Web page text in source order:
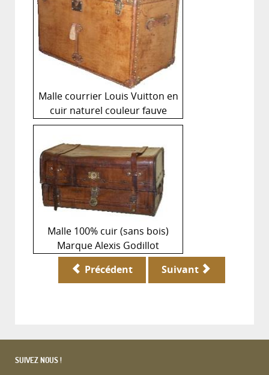
Malle courrier Louis Vuitton en
cuir naturel couleur fauve
Malle 100% cuir (sans bois)
Marque Alexis Godillot
Précédent Suivant
SUIVEZ NOUS !